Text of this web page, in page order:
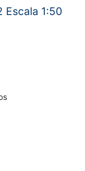
Escala 1:50